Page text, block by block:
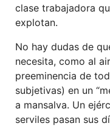
clase trabajadora
explotan.
No hay dudas de
necesita, como al
preeminencia de
subjetivas) en un
a mansalva. Un
serviles pasan sus